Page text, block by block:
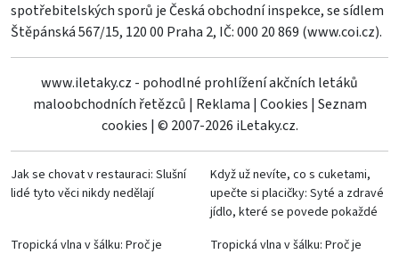
spotřebitelských sporů je Česká obchodní inspekce, se sídlem
Štěpánská 567/15, 120 00 Praha 2, IČ: 000 20 869 (www.coi.cz).
www.iletaky.cz - pohodlné prohlížení akčních letáků
maloobchodních řetězců | Reklama | Cookies | Seznam
cookies | © 2007-2026 iLetaky.cz.
Jak se chovat v restauraci: Slušní
lidé tyto věci nikdy nedělají
Když už nevíte, co s cuketami,
upečte si placičky: Syté a zdravé
jídlo, které se povede pokaždé
Tropická vlna v šálku: Proč je
Tropická vlna v šálku: Proč je